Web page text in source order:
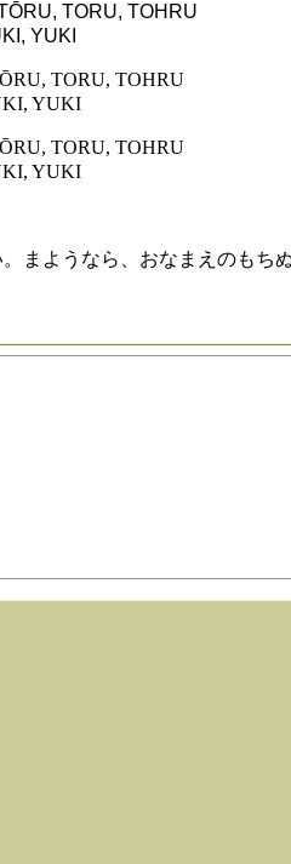
TORU, TOHRU
YUKI
TORU, TOHRU
YUKI
TORU, TOHRU
YUKI
まようなら、おなまえのもち